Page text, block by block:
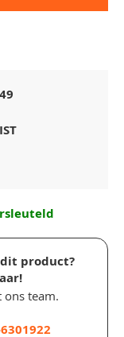
product?
ons team.